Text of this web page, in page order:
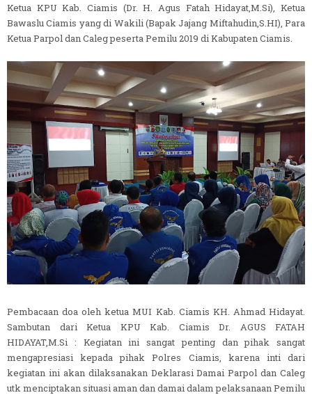
Ketua KPU Kab. Ciamis (Dr. H. Agus Fatah Hidayat,M.Si), Ketua
Bawaslu Ciamis yang di Wakili (Bapak Jajang Miftahudin,S.HI), Para
Ketua Parpol dan Caleg peserta Pemilu 2019 di Kabupaten Ciamis.
Pembacaan doa oleh ketua MUI Kab. Ciamis KH. Ahmad Hidayat.
Sambutan dari Ketua KPU Kab. Ciamis Dr. AGUS FATAH
HIDAYAT,M.Si : Kegiatan ini sangat penting dan pihak sangat
mengapresiasi kepada pihak Polres Ciamis, karena inti dari
kegiatan ini akan dilaksanakan Deklarasi Damai Parpol dan Caleg
utk menciptakan situasi aman dan damai dalam pelaksanaan Pemilu